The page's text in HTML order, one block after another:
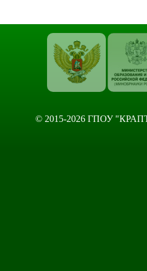
© 2015-2026 ГПОУ